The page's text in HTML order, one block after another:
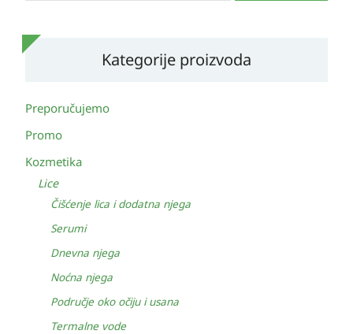
Kategorije proizvoda
Preporučujemo
Promo
Kozmetika
Lice
Čišćenje lica i dodatna njega
Serumi
Dnevna njega
Noćna njega
Područje oko očiju i usana
Termalne vode